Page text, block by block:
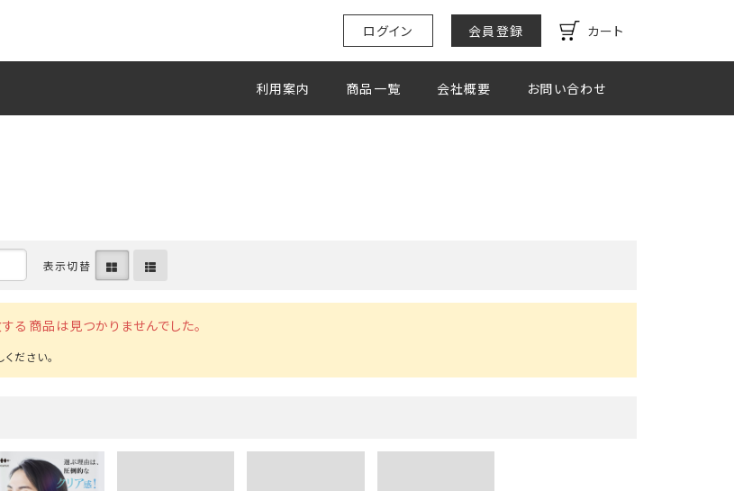
ログイン 会員登録 カート
利用案内 商品一覧 会社概要 お問い合わせ
表示切替
る商品は見つかりませんでした。